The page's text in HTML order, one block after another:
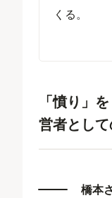
くる。
「憤り」
営者とし
橋本